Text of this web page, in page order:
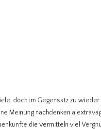
doch im Gegensatz zu
Meinung nachdenken a
die vermitteln viel